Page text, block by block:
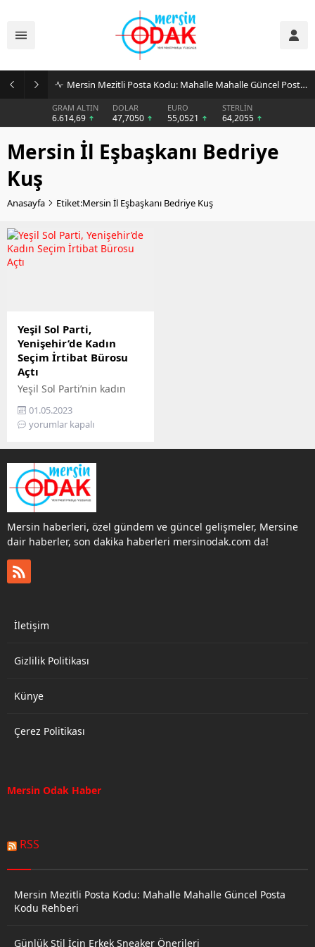
Mersin Mezitli Posta Kodu: Mahalle Mahalle Güncel Posta Kodu Rehberi
GRAM ALTIN
6.614,69
DOLAR
47,7050
EURO
55,0521
STERLİN
64,2055
Mersin İl Eşbaşkanı Bedriye
Kuş
Anasayfa Etiket:Mersin İl Eşbaşkanı Bedriye Kuş
Yeşil Sol Parti,
Yenişehir’de Kadın
Seçim İrtibat Bürosu
Açtı
Yeşil Sol Parti’nin kadın
açılışında konuşan
milletvekili adayı Perihan
korktuğunu ifade ederek,
“14 Mayıs tarihi
seçimlerini biz kadınlar
belirleyeceğiz ve iktidarı
göndereceğiz” dedi.
Yeşiller ve Sol Gelecek
Partisi (Yeşil Sol Parti)
Mersin İl Örgütü, seçim
çalışmaları kapsamında
irtibat...
01.05.2023
yorumlar kapalı
Mersin haberleri, özel gündem ve güncel gelişmeler, Mersine
dair haberler, son dakika haberleri mersinodak.com da!
İletişim
Gizlilik Politikası
Künye
Çerez Politikası
Mersin Odak Haber
RSS
Mersin Mezitli Posta Kodu: Mahalle Mahalle Güncel Posta
Kodu Rehberi
Günlük Stil İçin Erkek Sneaker Önerileri